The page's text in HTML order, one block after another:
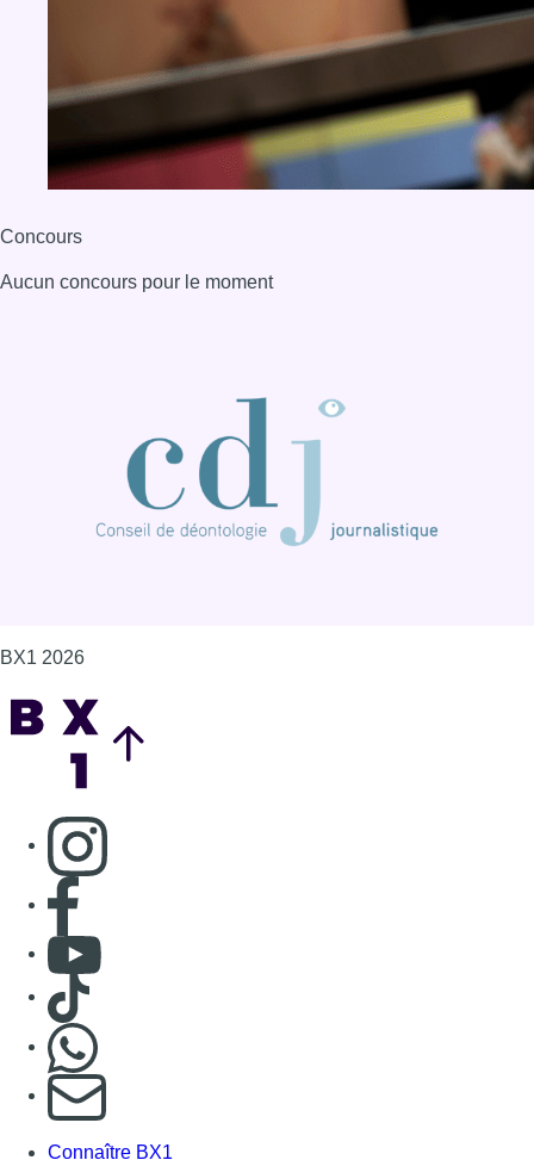
Concours
Aucun concours pour le moment
BX1 2026
Consulter page Instagram
Consulter page Facebook
Consulter Youtube
Consulter TikTok
S'abonner à notre newsletter
Connaître BX1